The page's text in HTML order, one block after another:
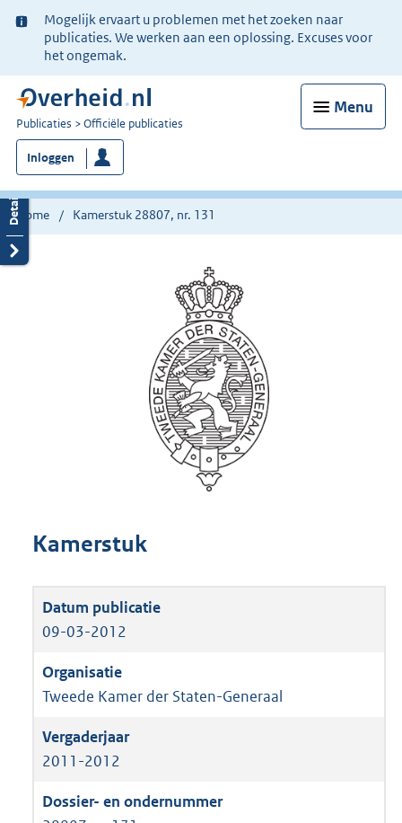
Ter
informatie:
Mogelijk ervaart u problemen met het zoeken naar
publicaties. We werken aan een oplossing. Excuses voor
het ongemak.
Menu
U
bent
nu
hier:
Publicaties Officiële publicaties
Inloggen
Home Kamerstuk 28807, nr. 131
Kamerstuk
09-03-2012
Tweede Kamer der Staten-Generaal
2011-2012